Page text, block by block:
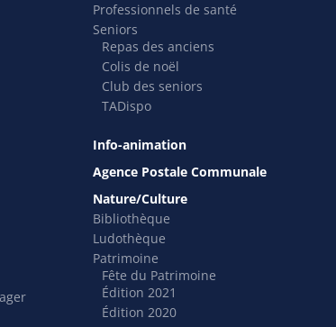
Professionnels de santé
Seniors
Repas des anciens
Colis de noël
Club des seniors
TADispo
Info-animation
Agence Postale Communale
Nature/Culture
Bibliothèque
Ludothèque
Patrimoine
Fête du Patrimoine
Édition 2021
Édition 2020